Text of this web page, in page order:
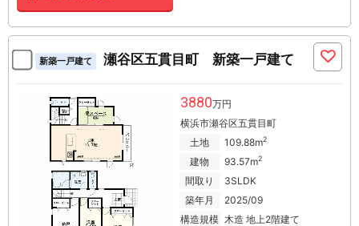
新築一戸建て 瀬谷区五貫目町 新築一戸建て
3880万円
横浜市瀬谷区五貫目町
土地
109.88m2
建物 93.57m2
間取り
3SLDK
築年月
2025/09
構造規模 木造 地上2階建て